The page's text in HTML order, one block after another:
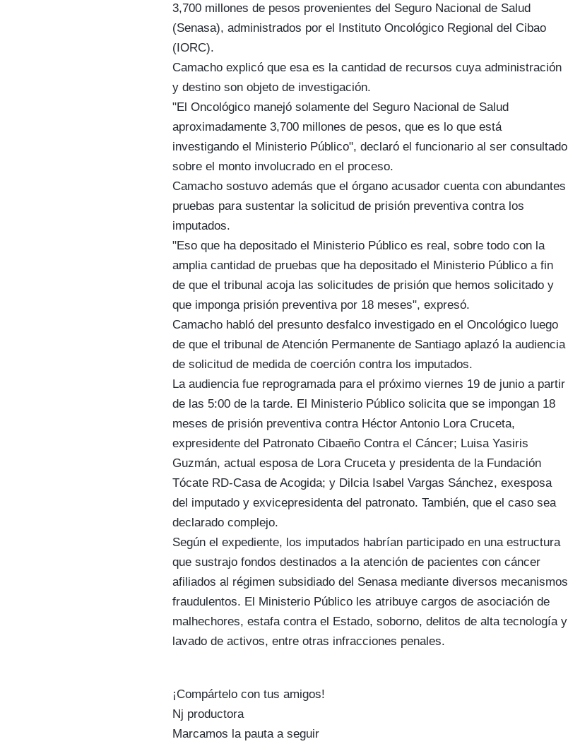
3,700 millones de pesos provenientes del Seguro Nacional de Salud
(Senasa), administrados por el Instituto Oncológico Regional del Cibao
(IORC).
Camacho explicó que esa es la cantidad de recursos cuya administración
y destino son objeto de investigación.
"El Oncológico manejó solamente del Seguro Nacional de Salud
aproximadamente 3,700 millones de pesos, que es lo que está
investigando el Ministerio Público", declaró el funcionario al ser consultado
sobre el monto involucrado en el proceso.
Camacho sostuvo además que el órgano acusador cuenta con abundantes
pruebas para sustentar la solicitud de prisión preventiva contra los
imputados.
"Eso que ha depositado el Ministerio Público es real, sobre todo con la
amplia cantidad de pruebas que ha depositado el Ministerio Público a fin
de que el tribunal acoja las solicitudes de prisión que hemos solicitado y
que imponga prisión preventiva por 18 meses", expresó.
Camacho habló del presunto desfalco investigado en el Oncológico luego
de que el tribunal de Atención Permanente de Santiago aplazó la audiencia
de solicitud de medida de coerción contra los imputados.
La audiencia fue reprogramada para el próximo viernes 19 de junio a partir
de las 5:00 de la tarde. El Ministerio Público solicita que se impongan 18
meses de prisión preventiva contra Héctor Antonio Lora Cruceta,
expresidente del Patronato Cibaeño Contra el Cáncer; Luisa Yasiris
Guzmán, actual esposa de Lora Cruceta y presidenta de la Fundación
Tócate RD-Casa de Acogida; y Dilcia Isabel Vargas Sánchez, exesposa
del imputado y exvicepresidenta del patronato. También, que el caso sea
declarado complejo.
Según el expediente, los imputados habrían participado en una estructura
que sustrajo fondos destinados a la atención de pacientes con cáncer
afiliados al régimen subsidiado del Senasa mediante diversos mecanismos
fraudulentos. El Ministerio Público les atribuye cargos de asociación de
malhechores, estafa contra el Estado, soborno, delitos de alta tecnología y
lavado de activos, entre otras infracciones penales.
¡Compártelo con tus amigos!
Nj productora
Marcamos la pauta a seguir